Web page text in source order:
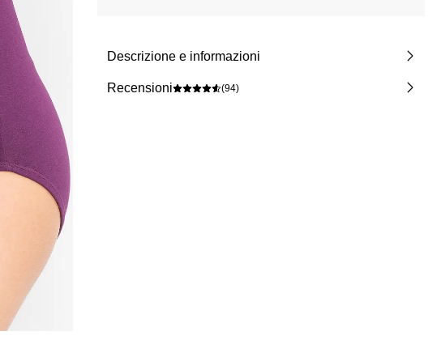
Descrizione e informazioni
Recensioni (94)